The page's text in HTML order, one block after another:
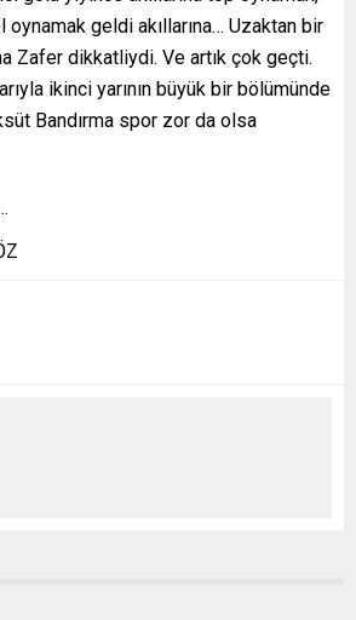
geldi akıllarına… Uzaktan bir
Zafer dikkatliydi. Ve artık çok geçti.
ikinci yarının büyük bir bölümünde
Bandırma spor zor da olsa